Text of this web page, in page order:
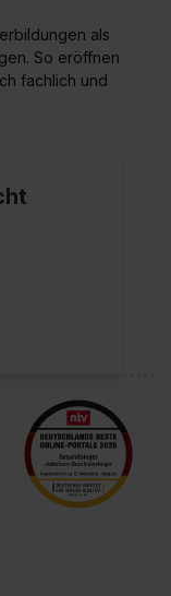
als
So eröffnen
fachlich und